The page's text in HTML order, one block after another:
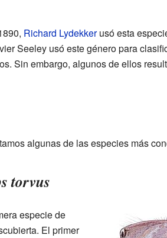
Richard Lydekkerusó esta
Seeley usó este género para
Sin embargo, algunos de ellos
algunas de las especies más
torvus
especie de
El primer